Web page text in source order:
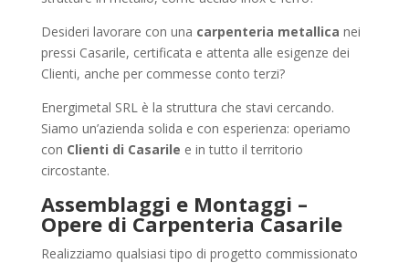
Desideri lavorare con una carpenteria metallica nei
pressi Casarile, certificata e attenta alle esigenze dei
Clienti, anche per commesse conto terzi?
Energimetal SRL è la struttura che stavi cercando.
Siamo un’azienda solida e con esperienza: operiamo
con Clienti di Casarile e in tutto il territorio
circostante.
Assemblaggi e Montaggi –
Opere di Carpenteria Casarile
Realizziamo qualsiasi tipo di progetto commissionato